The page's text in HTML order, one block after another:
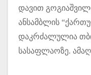
დავით გოგიაშვილი
ანსამბლის
დაკრძალულია
სასაფლაოზე.